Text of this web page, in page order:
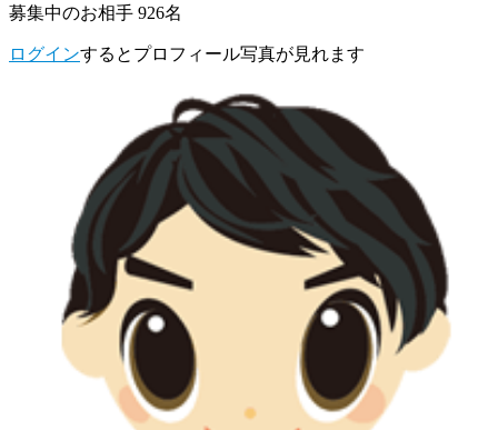
募集中のお相手 926名
ログインするとプロフィール写真が見れます